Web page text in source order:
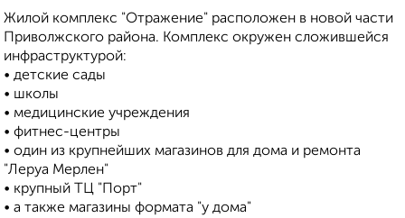
Жилой комплекс "Отражение" расположен в новой части
Приволжского района. Комплекс окружен сложившейся
инфраструктурой:
• детские сады
• школы
• медицинские учреждения
• фитнес-центры
• один из крупнейших магазинов для дома и ремонта
"Леруа Мерлен"
• крупный ТЦ "Порт"
• а также магазины формата "у дома"